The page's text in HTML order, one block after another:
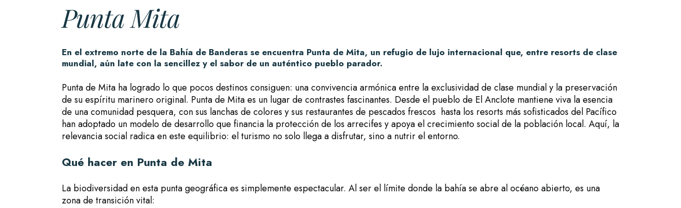
Punta Mita
En el extremo norte de la Bahía de Banderas se encuentra Punta de Mita, un refugio de lujo internacional que, entre resorts de clase
mundial, aún late con la sencillez y el sabor de un auténtico pueblo parador.
Punta de Mita ha logrado lo que pocos destinos consiguen: una convivencia armónica entre la exclusividad de clase mundial y la preservación
de su espíritu marinero original. Punta de Mita es un lugar de contrastes fascinantes. Desde el pueblo de El Anclote mantiene viva la esencia
de una comunidad pesquera, con sus lanchas de colores y sus restaurantes de pescados frescos hasta los resorts más sofisticados del Pacífico
han adoptado un modelo de desarrollo que financia la protección de los arrecifes y apoya el crecimiento social de la población local. Aquí, la
relevancia social radica en este equilibrio: el turismo no solo llega a disfrutar, sino a nutrir el entorno.
Qué hacer en Punta de Mita
La biodiversidad en esta punta geográfica es simplemente espectacular. Al ser el límite donde la bahía se abre al océano abierto, es una
zona de transición vital: